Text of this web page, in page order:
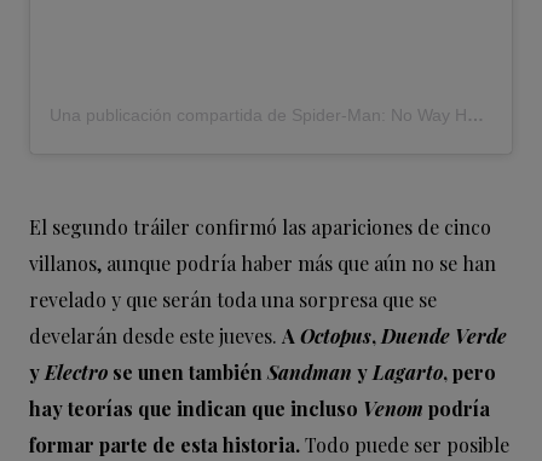
Una publicación compartida de Spider-Man: No Way Home (@spidermanmovie)
El segundo tráiler confirmó las apariciones de cinco
villanos, aunque podría haber más que aún no se han
revelado y que serán toda una sorpresa que se
develarán desde este jueves. A Octopus, Duende Verde
y Electro se unen también Sandman y Lagarto, pero
hay teorías que indican que incluso Venom podría
formar parte de esta historia.Todo puede ser posible